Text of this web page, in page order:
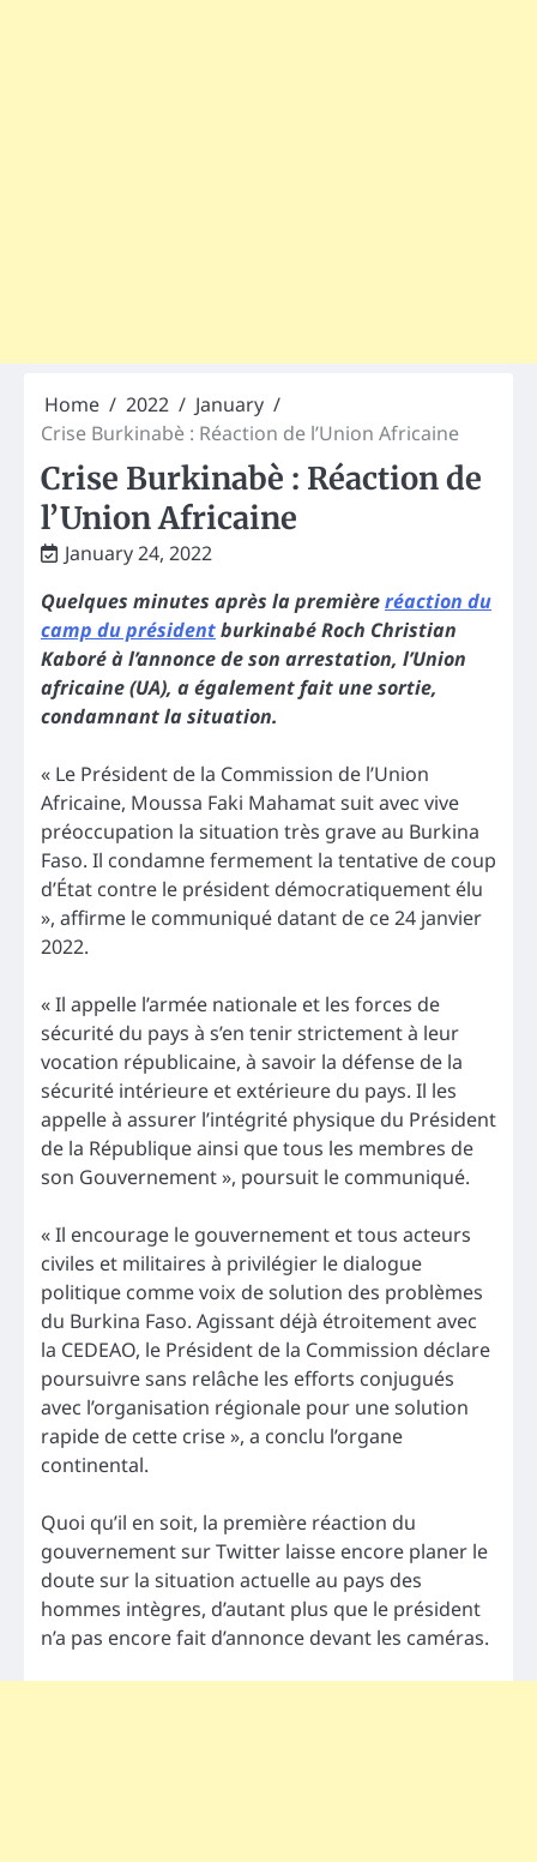
Home 2022
January
Crise Burkinabè : Réaction de l’Union Africaine
Crise Burkinabè : Réaction de
l’Union Africaine
January 24, 2022
Quelques minutes après la premièreréaction du
camp du présidentburkinabé Roch Christian
Kaboré à l’annonce de son arrestation, l’Union
africaine (UA), a également fait une sortie,
condamnant la situation.
« Le Président de la Commission de l’Union
Africaine, Moussa Faki Mahamat suit avec vive
préoccupation la situation très grave au Burkina
Faso. Il condamne fermement la tentative de coup
d’État contre le président démocratiquement élu
», affirme le communiqué datant de ce 24 janvier
2022.
« Il appelle l’armée nationale et les forces de
sécurité du pays à s’en tenir strictement à leur
vocation républicaine, à savoir la défense de la
sécurité intérieure et extérieure du pays. Il les
appelle à assurer l’intégrité physique du Président
de la République ainsi que tous les membres de
son Gouvernement », poursuit le communiqué.
« Il encourage le gouvernement et tous acteurs
civiles et militaires à privilégier le dialogue
politique comme voix de solution des problèmes
du Burkina Faso. Agissant déjà étroitement avec
la CEDEAO, le Président de la Commission déclare
poursuivre sans relâche les efforts conjugués
avec l’organisation régionale pour une solution
rapide de cette crise », a conclu l’organe
continental.
Quoi qu’il en soit, la première réaction du
gouvernement sur Twitter laisse encore planer le
doute sur la situation actuelle au pays des
hommes intègres, d’autant plus que le président
n’a pas encore fait d’annonce devant les caméras.